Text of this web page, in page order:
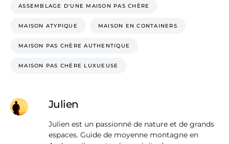
ASSEMBLAGE D'UNE MAISON PAS CHÈRE
MAISON ATYPIQUE MAISON EN CONTAINERS
MAISON PAS CHÈRE AUTHENTIQUE
MAISON PAS CHÈRE LUXUEUSE
Julien
Julien est un passionné de nature et de grands
espaces. Guide de moyenne montagne en